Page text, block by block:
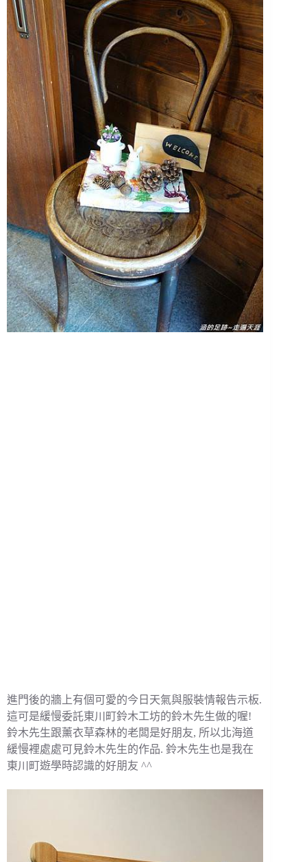
進門後的牆上有個可愛的今日天氣與服裝情報告示板.
這可是緩慢委託東川町鈴木工坊的鈴木先生做的喔!
鈴木先生跟薰衣草森林的老闆是好朋友, 所以北海道
緩慢裡處處可見鈴木先生的作品. 鈴木先生也是我在
東川町遊學時認識的好朋友 ^^